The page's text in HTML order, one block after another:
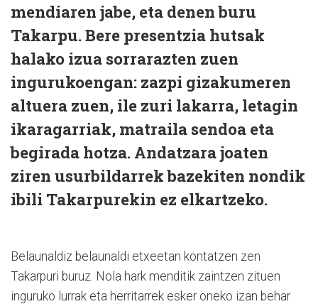
mendiaren jabe, eta denen buru
Takarpu. Bere presentzia hutsak
halako izua sorrarazten zuen
ingurukoengan: zazpi gizakumeren
altuera zuen, ile zuri lakarra, letagin
ikaragarriak, matraila sendoa eta
begirada hotza. Andatzara joaten
ziren usurbildarrek bazekiten nondik
ibili Takarpurekin ez elkartzeko.
Belaunaldiz belaunaldi etxeetan kontatzen zen
Takarpuri buruz. Nola hark menditik zaintzen zituen
inguruko lurrak eta herritarrek esker oneko izan behar